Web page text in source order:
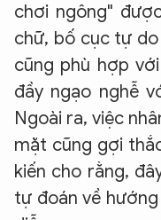
chơi ngông"
chữ, bố cục tự
cũng phù hợp
đầy ngạo nghễ
Ngoài ra, việc
mặt cũng gợi
kiến cho rằng,
tự đoán về